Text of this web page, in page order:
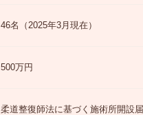
46名（2025年3月現在）
500万円
柔道整復師法に基づく施術所開設